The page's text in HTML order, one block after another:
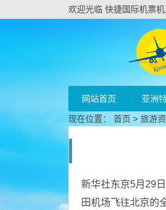
欢迎光临 快捷国际机票
网站首页 亚洲
现在位置： 首页 > 旅游
新华社东京5月29
田机场飞往北京的